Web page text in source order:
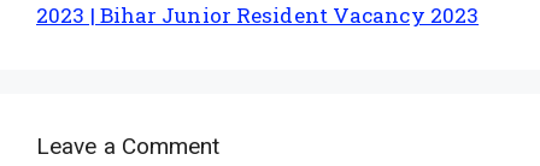
2023 | Bihar Junior Resident Vacancy 2023
Leave a Comment